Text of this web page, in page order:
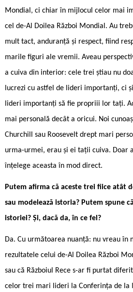
Mondial, ci chiar în mijlocul celor mai
cel de-Al Doilea Război Mondial. Au
mult tact, anduranță și respect, fiind
marile figuri ale vremii. Aveau
a cuiva din interior: cele trei știau nu
lucrezi cu astfel de lideri importanți, ci
lideri importanți să fie propriii lor tați.
mai personală decât a oricui. Noi
Churchill sau Roosevelt drept mari
urma-urmei, erau și ei tații cuiva. Doar
înțelege aceasta în mod direct.
Putem afirma că aceste trei fiice atât
sau modelează istoria? Putem spune
istoriei? Și, dacă da, în ce fel?
Da. Cu următoarea nuanță: nu vreau în
rezultatele celui de-Al Doilea Război
sau că Războiul Rece s-ar fi purtat
celor trei mari lideri la Conferința de la